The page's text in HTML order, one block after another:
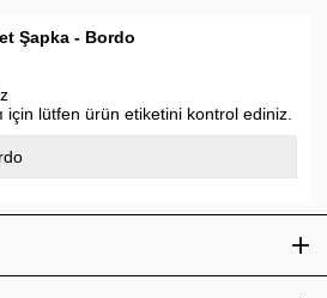
Şapka - Bordo
için lütfen ürün etiketini kontrol ediniz.